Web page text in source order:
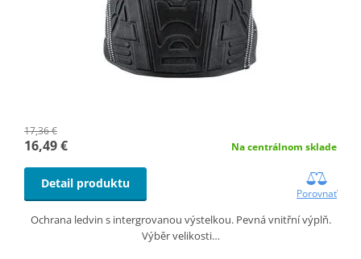
17,36 €
16,49 € Na centrálnom sklade
Detail produktu
Porovnať
Ochrana ledvin s intergrovanou výstelkou. Pevná vnitřní výplň.
Výběr velikosti…